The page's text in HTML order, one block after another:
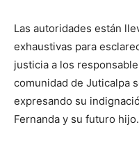
Las autoridades están
exhaustivas para
justicia a los
comunidad de Juticalpa
expresando su
Fernanda y su futuro hijo.